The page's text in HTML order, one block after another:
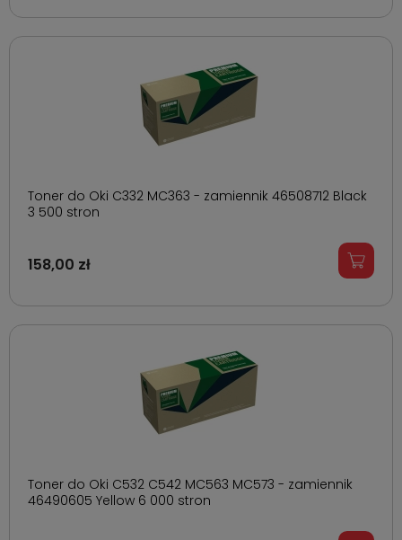
Toner do Oki C332 MC363 - zamiennik 46508712 Black
3 500 stron
158,00 zł
Toner do Oki C532 C542 MC563 MC573 - zamiennik
46490605 Yellow 6 000 stron